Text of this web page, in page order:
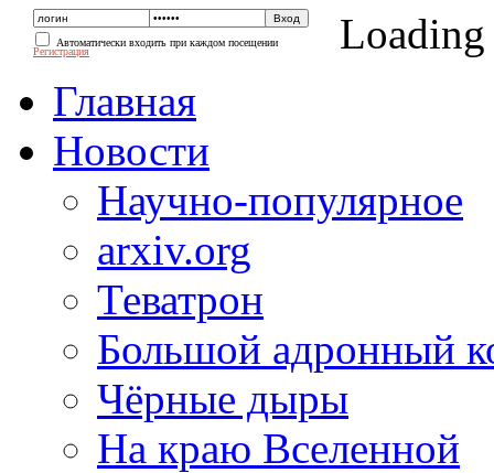
Автоматически входить при каждом посещении
Регистрация
Loading
Главная
Новости
Научно-популярное
arxiv.org
Теватрон
Большой адронный
Чёрные дыры
На краю Вселенной